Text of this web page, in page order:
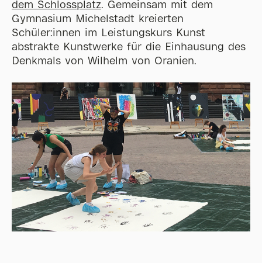
dem Schlossplatz. Gemeinsam mit dem
Gymnasium Michelstadt kreierten
Schüler:innen im Leistungskurs Kunst
abstrakte Kunstwerke für die Einhausung des
Denkmals von Wilhelm von Oranien.